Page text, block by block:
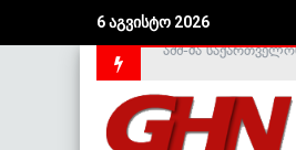
6 აგვისტო 2026
საქართველოს დე-